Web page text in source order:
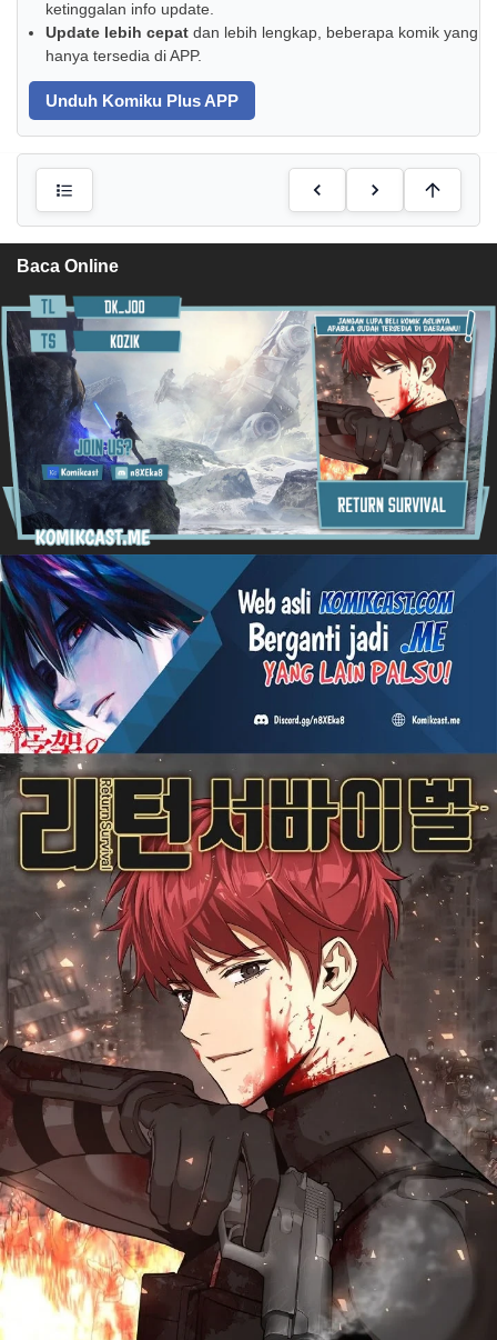
ketinggalan info update.
Update lebih cepat dan lebih lengkap, beberapa komik yang
hanya tersedia di APP.
Unduh Komiku Plus APP
Baca Online